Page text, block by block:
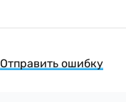
Отправить ошибку